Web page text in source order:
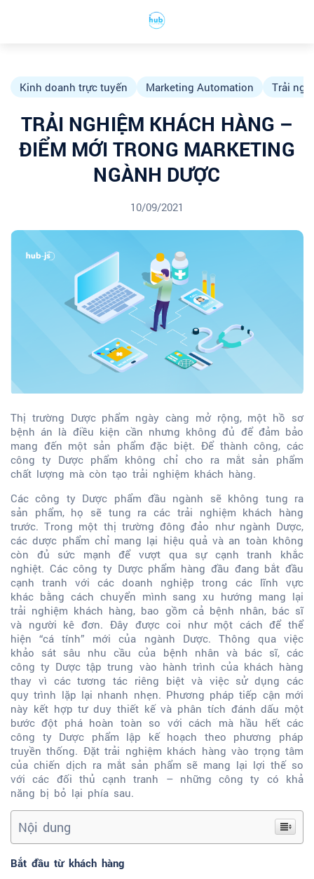
Kinh doanh trực tuyến Marketing Automation Trải
TRẢI NGHIỆM KHÁCH HÀNG –
ĐIỂM MỚI TRONG MARKETING
NGÀNH DƯỢC
10/09/2021
Thị trường Dược phẩm ngày càng mở rộng, một hồ sơ
bệnh án là điều kiện cần nhưng không đủ để đảm bảo
mang đến một sản phẩm đặc biệt. Để thành công, các
công ty Dược phẩm không chỉ cho ra mắt sản phẩm
chất lượng mà còn tạo trải nghiệm khách hàng.
Các công ty Dược phẩm đầu ngành sẽ không tung ra
sản phẩm, họ sẽ tung ra các trải nghiệm khách hàng
trước. Trong một thị trường đông đảo như ngành Dược,
các dược phẩm chỉ mang lại hiệu quả và an toàn không
còn đủ sức mạnh để vượt qua sự cạnh tranh khắc
nghiệt. Các công ty Dược phẩm hàng đầu đang bắt đầu
cạnh tranh với các doanh nghiệp trong các lĩnh vực
khác bằng cách chuyển mình sang xu hướng mang lại
trải nghiệm khách hàng, bao gồm cả bệnh nhân, bác sĩ
và người kê đơn. Đây được coi như một cách để thể
hiện “cá tính” mới của ngành Dược. Thông qua việc
khảo sát sâu nhu cầu của bệnh nhân và bác sĩ, các
công ty Dược tập trung vào hành trình của khách hàng
thay vì các tương tác riêng biệt và việc sử dụng các
quy trình lặp lại nhanh nhẹn. Phương pháp tiếp cận mới
này kết hợp tư duy thiết kế và phân tích đánh dấu một
bước đột phá hoàn toàn so với cách mà hầu hết các
công ty Dược phẩm lập kế hoạch theo phương pháp
truyền thống. Đặt trải nghiệm khách hàng vào trọng tâm
của chiến dịch ra mắt sản phẩm sẽ mang lại lợi thế so
với các đối thủ cạnh tranh – những công ty có khả
năng bị bỏ lại phía sau.
Nội dung
Bắt đầu từ khách hàng